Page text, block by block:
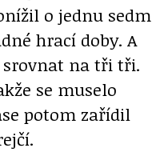
o jednu sedm
hrací doby. A
srovnat na tři tři.
se muselo
potom zařídil